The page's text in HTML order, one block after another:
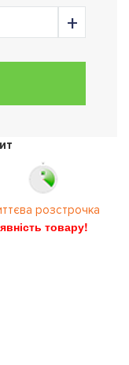
розстрочка
товару!